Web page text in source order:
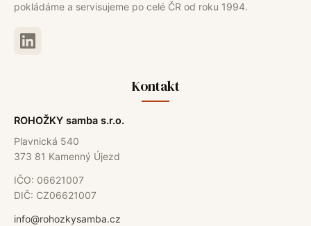
pokládáme a servisujeme po celé ČR od roku 1994.
Kontakt
ROHOŽKY samba s.r.o.
Plavnická 540
373 81 Kamenný Újezd
IČO: 06621007
DIČ: CZ06621007
info@rohozkysamba.cz